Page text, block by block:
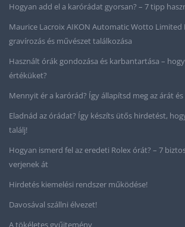
Hogyan add el a karórádat gyorsan? – 7 tipp
Maurice Lacroix AIKON Automatic Wotto Limited
gravírozás és művészet találkozása
Használt órák gondozása és karbantartása –
értéküket?
Mennyit ér a karórád? Így állapítsd meg az árát
Eladnád az órádat? Így készíts ütős hirdetést,
találj!
Hogyan ismerd fel az eredeti Rolex órát? – 7
verjenek át
Hirdetés kiemelési rendszer működése!
Davosával szállni élvezet!
A tökéletes gyűjtemény